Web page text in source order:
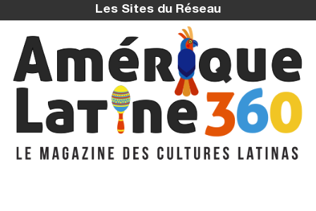
Les Sites du Réseau